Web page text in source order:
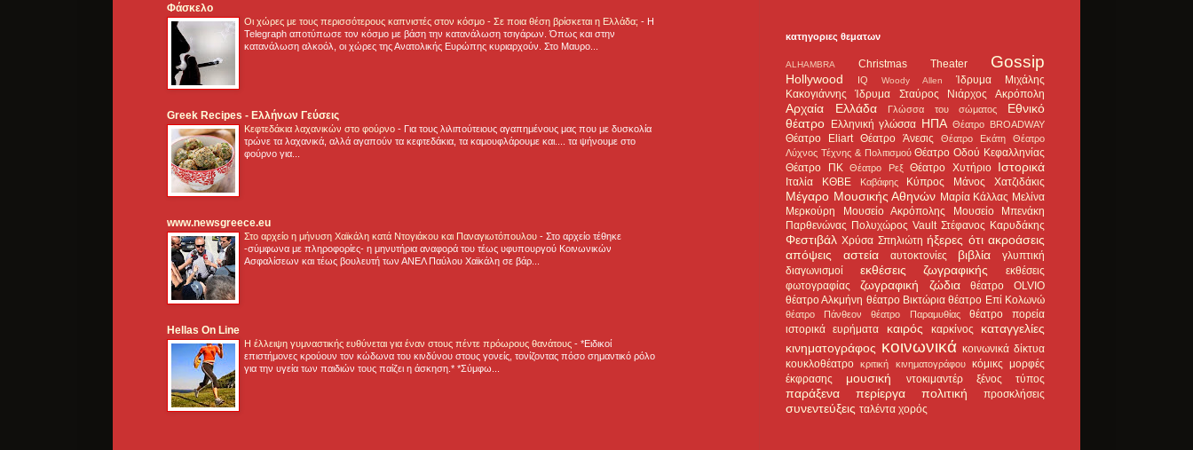
Φάσκελο
Οι χώρες με τους περισσότερους καπνιστές στον κόσμο - Σε ποια θέση βρίσκεται η Ελλάδα; - Η
Telegraph αποτύπωσε τον κόσμο με βάση την κατανάλωση τσιγάρων. Όπως και στην
κατανάλωση αλκοόλ, οι χώρες της Ανατολικής Ευρώπης κυριαρχούν. Στο Μαυρο...
Greek Recipes - Ελλήνων Γεύσεις
Κεφτεδάκια λαχανικών στο φούρνο - Για τους λιλιπούτειους αγαπημένους μας που με δυσκολία
τρώνε τα λαχανικά, αλλά αγαπούν τα κεφτεδάκια, τα καμουφλάρουμε και.... τα ψήνουμε στο
φούρνο για...
www.newsgreece.eu
Στο αρχείο η μήνυση Χαϊκάλη κατά Ντογιάκου και Παναγιωτόπουλου - Στο αρχείο τέθηκε
-σύμφωνα με πληροφορίες- η μηνυτήρια αναφορά του τέως υφυπουργού Κοινωνικών
Ασφαλίσεων και τέως βουλευτή των ΑΝΕΛ Παύλου Χαϊκάλη σε βάρ...
Hellas On Line
Η έλλειψη γυμναστικής ευθύνεται για έναν στους πέντε πρόωρους θανάτους - *Ειδικοί
επιστήμονες κρούουν τον κώδωνα του κινδύνου στους γονείς, τονίζοντας πόσο σημαντικό ρόλο
για την υγεία των παιδιών τους παίζει η άσκηση.* *Σύμφω...
κατηγοριες θεματων
ALHAMBRA Christmas Theater Gossip
Hollywood IQ Woody Allen
Ίδρυμα Μιχάλης
Κακογιάννης
Ίδρυμα Σταύρος Νιάρχος Ακρόπολη
Αρχαία Ελλάδα Γλώσσα του σώματος
Εθνικό
θέατρο Ελληνική γλώσσα ΗΠΑ Θέατρο BROADWAY
Θέατρο Eliart Θέατρο Άνεσις Θέατρο Εκάτη
Θέατρο
Λύχνος Τέχνης & Πολιτισμού Θέατρο Οδού Κεφαλληνίας
Θέατρο ΠΚ
Θέατρο Ρεξ Θέατρο Χυτήριο Ιστορικά
Ιταλία ΚΘΒΕ Καβάφης Κύπρος Μάνος Χατζιδάκις
Μέγαρο Μουσικής Αθηνών Μαρία Κάλλας Μελίνα
Μερκούρη
Μουσείο Ακρόπολης
Μουσείο Μπενάκη
Παρθενώνας Πολυχώρος Vault Στέφανος Καρυδάκης
Φεστιβάλ Χρύσα Σπηλιώτη ήξερες ότι ακροάσεις
απόψεις
αστεία αυτοκτονίες βιβλία
γλυπτική
διαγωνισμοί
εκθέσεις ζωγραφικής
εκθέσεις
φωτογραφίας
ζωγραφική ζώδια
θέατρο OLVIO
θέατρο Αλκμήνη θέατρο Βικτώρια θέατρο Επί Κολωνώ
θέατρο Πάνθεον θέατρο Παραμυθίας
θέατρο πορεία
ιστορικά ευρήματα
καιρός καρκίνος
καταγγελίες
κινηματογράφος κοινωνικά κοινωνικά δίκτυα
κουκλοθέατρο
κριτική κινηματογράφου κόμικς μορφές
έκφρασης
μουσική ντοκιμαντέρ ξένος τύπος
παράξενα περίεργα πολιτική προσκλήσεις
συνεντεύξεις ταλέντα χορός